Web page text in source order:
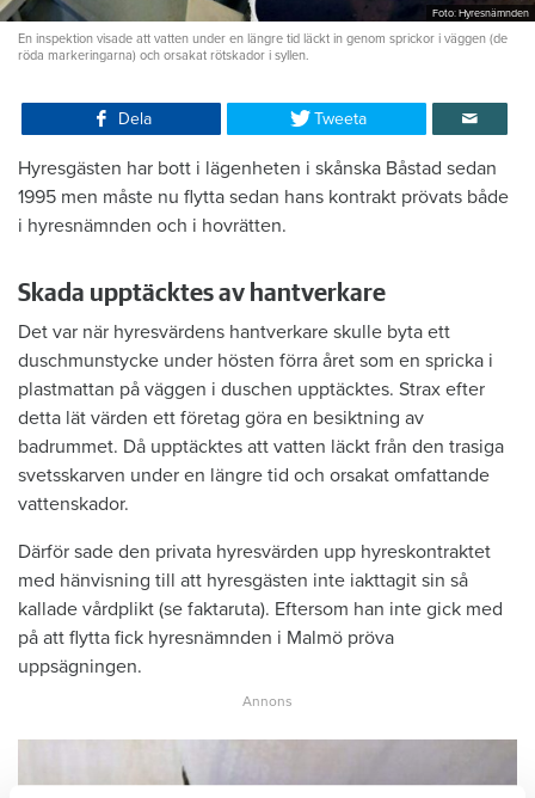
Foto: Hyresnämnden
En inspektion visade att vatten under en längre tid läckt in genom sprickor i väggen (de
röda markeringarna) och orsakat rötskador i syllen.
Dela Tweeta
Hyresgästen har bott i lägenheten i skånska Båstad sedan
1995 men måste nu flytta sedan hans kontrakt prövats både
i hyresnämnden och i hovrätten.
Skada upptäcktes av hantverkare
Det var när hyresvärdens hantverkare skulle byta ett
duschmunstycke under hösten förra året som en spricka i
plastmattan på väggen i duschen upptäcktes. Strax efter
detta lät värden ett företag göra en besiktning av
badrummet. Då upptäcktes att vatten läckt från den trasiga
svetsskarven under en längre tid och orsakat omfattande
vattenskador.
Därför sade den privata hyresvärden upp hyreskontraktet
med hänvisning till att hyresgästen inte iakttagit sin så
kallade vårdplikt (se faktaruta). Eftersom han inte gick med
på att flytta fick hyresnämnden i Malmö pröva
uppsägningen.